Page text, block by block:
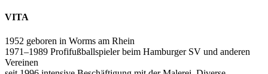
VITA
1952 geboren in Worms am Rhein
1971–1989 Profifußballspieler beim Hamburger SV und anderen
Vereinen